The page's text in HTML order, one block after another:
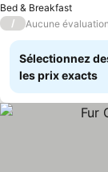
Bed & Breakfast
/ Aucune évaluation
Sélectionnez
les prix exacts